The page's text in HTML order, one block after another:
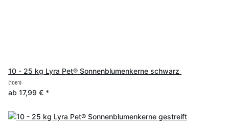
10 - 25 kg Lyra Pet® Sonnenblumenkerne schwarz
(1061)
ab 17,99 € *